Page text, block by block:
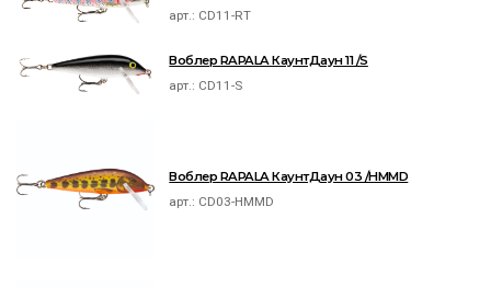
арт.: CD11-RT
Воблер RAPALA КаунтДаун 11 /S
арт.: CD11-S
Воблер RAPALA КаунтДаун 03 /HMMD
арт.: CD03-HMMD